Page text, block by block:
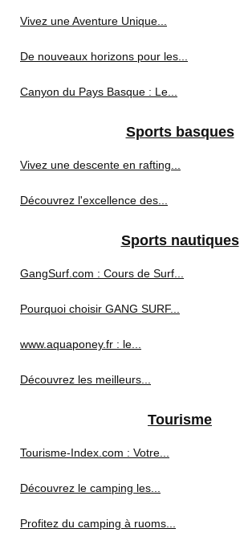
Vivez une Aventure Unique...
De nouveaux horizons pour les...
Canyon du Pays Basque : Le...
Sports basques
Vivez une descente en rafting...
Découvrez l'excellence des...
Sports nautiques
GangSurf.com : Cours de Surf...
Pourquoi choisir GANG SURF...
www.aquaponey.fr : le...
Découvrez les meilleurs...
Tourisme
Tourisme-Index.com : Votre...
Découvrez le camping les...
Profitez du camping à ruoms...